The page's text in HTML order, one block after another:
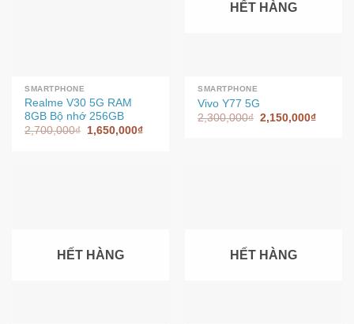
SMARTPHONE
Realme V30 5G RAM
8GB Bộ nhớ 256GB
2,700,000₫ 1,650,000₫
HẾT HÀNG
SMARTPHONE
Vivo Y77 5G
2,300,000₫ 2,150,000₫
HẾT HÀNG HẾT HÀNG